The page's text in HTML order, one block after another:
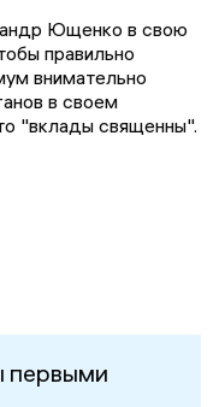
Ющенко в свою
правильно
внимательно
в своем
"вклады священны".
первыми